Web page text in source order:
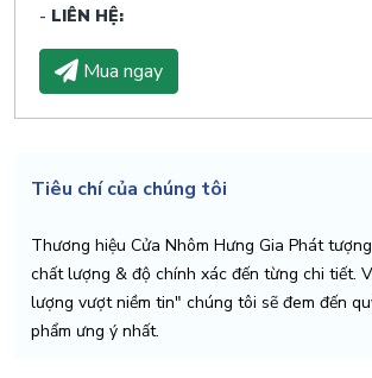
LIÊN HỆ:
Mua ngay
Tiêu chí của chúng tôi
Thương hiệu Cửa Nhôm Hưng Gia Phát
chất lượng & độ chính xác đến từng chi tiết.
lượng vượt niềm tin" chúng tôi sẽ đem đến
phẩm ưng ý nhất.